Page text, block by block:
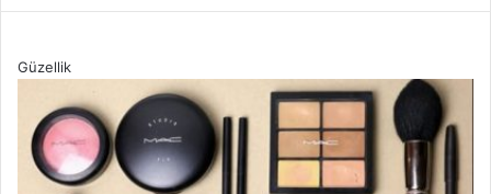
Güzellik